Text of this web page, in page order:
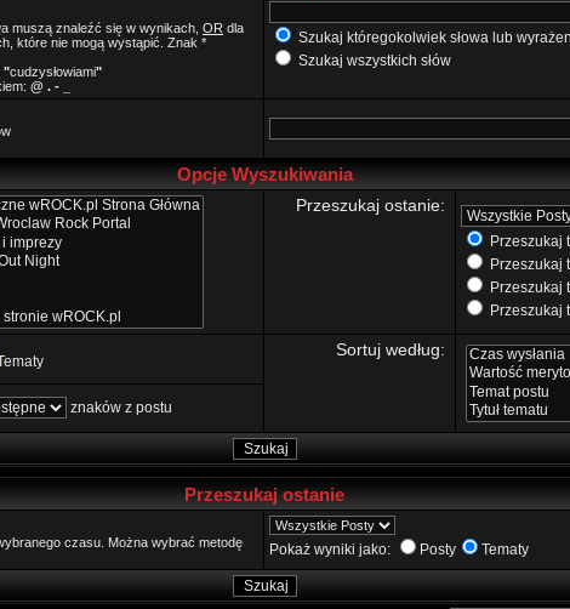
muszą znaleźć się w wynikach, OR dla
które nie mogą wystąpić. Znak *
"cudzysłowiami"
@ . - _
Szukaj któregokolwiek słowa lub
Szukaj wszystkich słów
Opcje Wyszukiwania
Przeszukaj ostanie:
Przeszukaj
Przeszukaj
Przeszukaj
Przeszukaj
Sortuj według:
znaków z postu
Przeszukaj ostanie
czasu. Można wybrać metodę
Pokaż wyniki jako: Posty Tematy